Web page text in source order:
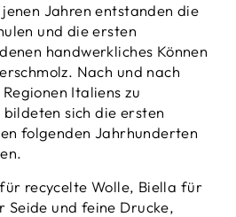
Jahren entstanden die
und die ersten
handwerkliches Können
Nach und nach
Italiens zu
sich die ersten
folgenden Jahrhunderten
recycelte Wolle, Biella für
Seide und feine Drucke,